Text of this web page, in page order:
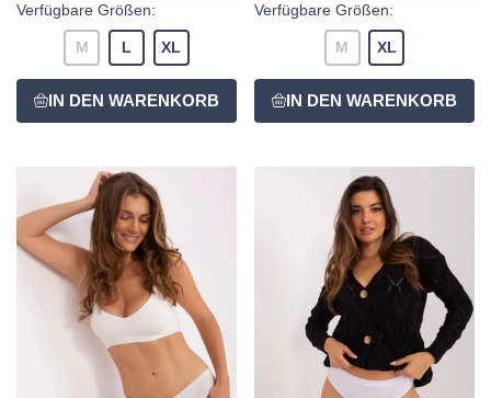
Verfügbare Größen:
M L XL
Verfügbare Größen:
M XL